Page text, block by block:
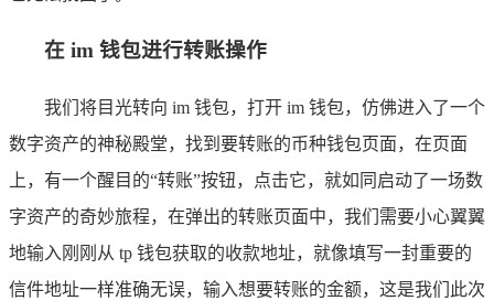
在 im 钱包进行转账操作
我们将目光转向 im 钱包，打开 im 钱包，仿佛进入了一个
数字资产的神秘殿堂，找到要转账的币种钱包页面，在页面
上，有一个醒目的“转账”按钮，点击它，就如同启动了一场数
字资产的奇妙旅程，在弹出的转账页面中，我们需要小心翼翼
地输入刚刚从 tp 钱包获取的收款地址，就像填写一封重要的
信件地址一样准确无误，输入想要转账的金额，这是我们此次